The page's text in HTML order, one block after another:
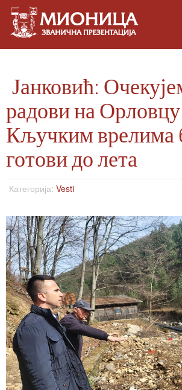
Јанковић:
радови на
Кључким врелима
готови до лета
Категорија: Vesti